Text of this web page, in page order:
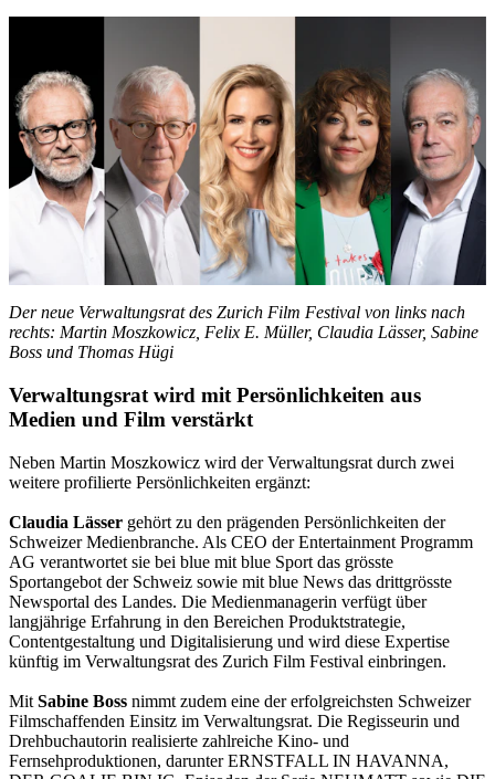
Der neue Verwaltungsrat des Zurich Film Festival von links nach
rechts: Martin Moszkowicz, Felix E. Müller, Claudia Lässer, Sabine
Boss und Thomas Hügi
Verwaltungsrat wird mit Persönlichkeiten aus
Medien und Film verstärkt
Neben Martin Moszkowicz wird der Verwaltungsrat durch zwei
weitere profilierte Persönlichkeiten ergänzt:
Claudia Lässer gehört zu den prägenden Persönlichkeiten der
Schweizer Medienbranche. Als CEO der Entertainment Programm
AG verantwortet sie bei blue mit blue Sport das grösste
Sportangebot der Schweiz sowie mit blue News das drittgrösste
Newsportal des Landes. Die Medienmanagerin verfügt über
langjährige Erfahrung in den Bereichen Produktstrategie,
Contentgestaltung und Digitalisierung und wird diese Expertise
künftig im Verwaltungsrat des Zurich Film Festival einbringen.
Mit Sabine Boss nimmt zudem eine der erfolgreichsten Schweizer
Filmschaffenden Einsitz im Verwaltungsrat. Die Regisseurin und
Drehbuchautorin realisierte zahlreiche Kino- und
Fernsehproduktionen, darunter ERNSTFALL IN HAVANNA,